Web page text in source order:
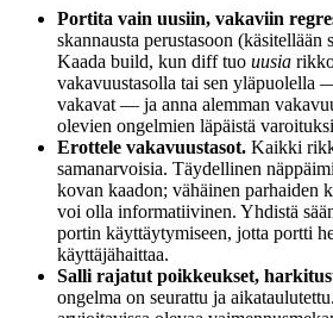
Portita vain uusiin, vakaviin
skannausta perustasoon (käsitellään
Kaada build, kun diff tuo uusia
vakavuustasolla tai sen yläpuolella
vakavat — ja anna alemman
olevien ongelmien läpäistä
Erottele vakavuustasot. Kaikki
samanarvoisia. Täydellinen
kovan kaadon; vähäinen parhaiden
voi olla informatiivinen. Yhdistä
portin käyttäytymiseen, jotta portti
käyttäjähaittaa.
Salli rajatut poikkeukset,
ongelma on seurattu ja